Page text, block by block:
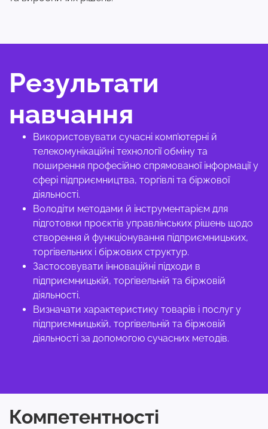
Результати
навчання
Використовувати сучасні комп’ютерні й
телекомунікаційні технології обміну та
поширення професійно спрямованої інформації у
сфері підприємництва, торгівлі та біржової
діяльності.
Володіти методами й інструментарієм для
підготовки проєктів управлінських рішень щодо
створення й функціонування підприємницьких,
торгівельних і біржових структур.
Застосовувати інноваційні підходи в
підприємницькій, торгівельній та біржовій
діяльності.
Визначати характеристику товарів і послуг у
підприємницькій, торгівельній та біржовій
діяльності за допомогою сучасних методів.
Компетентності